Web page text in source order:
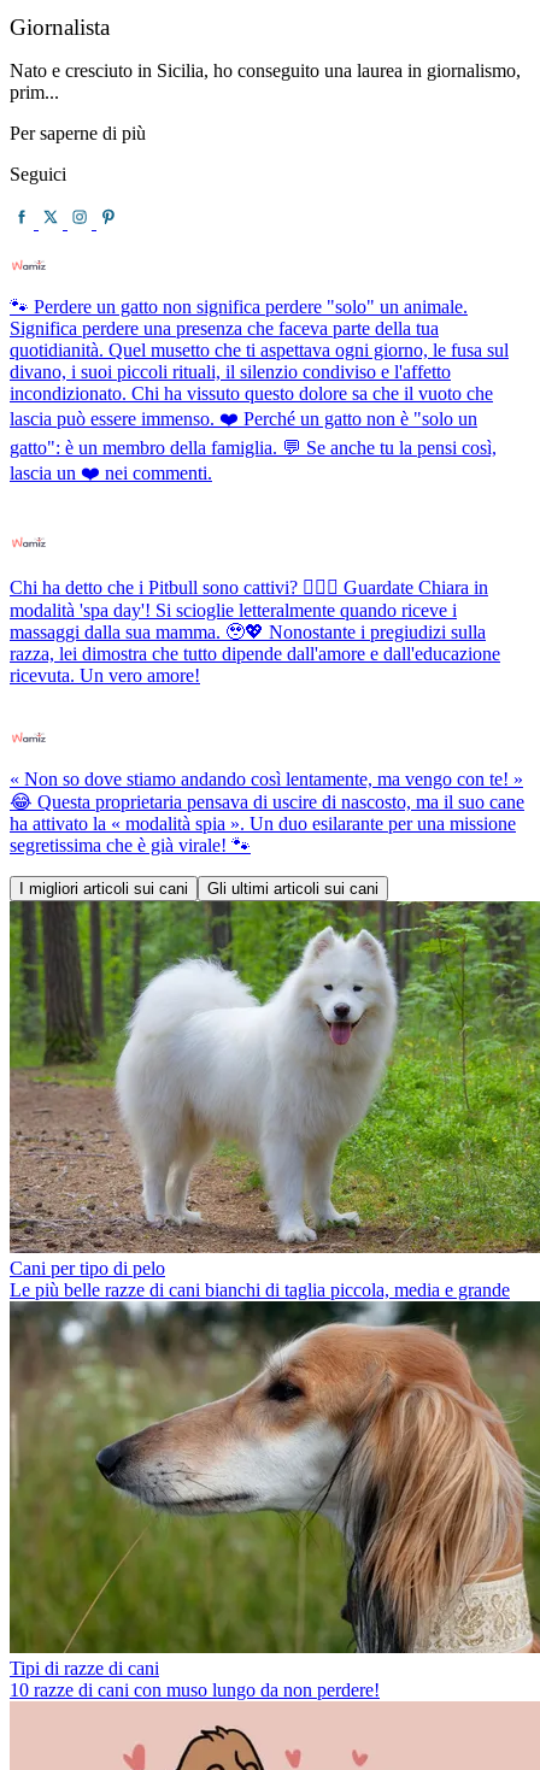
Giornalista
Nato e cresciuto in Sicilia, ho conseguito una laurea in giornalismo,
prim...
Per saperne di più
Seguici
🐾 Perdere un gatto non significa perdere "solo" un animale.
Significa perdere una presenza che faceva parte della tua
quotidianità. Quel musetto che ti aspettava ogni giorno, le fusa sul
divano, i suoi piccoli rituali, il silenzio condiviso e l'affetto
incondizionato. Chi ha vissuto questo dolore sa che il vuoto che
lascia può essere immenso. ❤️ Perché un gatto non è "solo un
gatto": è un membro della famiglia. 💬 Se anche tu la pensi così,
lascia un ❤️ nei commenti.
Chi ha detto che i Pitbull sono cattivi? 💆‍♀️✨ Guardate Chiara in
modalità 'spa day'! Si scioglie letteralmente quando riceve i
massaggi dalla sua mamma. 🥹💖 Nonostante i pregiudizi sulla
razza, lei dimostra che tutto dipende dall'amore e dall'educazione
ricevuta. Un vero amore!
« Non so dove stiamo andando così lentamente, ma vengo con te! »
😂 Questa proprietaria pensava di uscire di nascosto, ma il suo cane
ha attivato la « modalità spia ». Un duo esilarante per una missione
segretissima che è già virale! 🐾
I migliori articoli sui cani Gli ultimi articoli sui cani
Cani per tipo di pelo
Le più belle razze di cani bianchi di taglia piccola, media e grande
Tipi di razze di cani
10 razze di cani con muso lungo da non perdere!